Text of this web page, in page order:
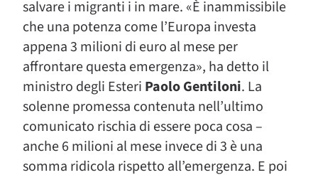
salvare i migranti i in mare. «È inammissibile
che una potenza come l’Europa investa
appena 3 milioni di euro al mese per
affrontare questa emergenza», ha detto il
ministro degli Esteri Paolo Gentiloni. La
solenne promessa contenuta nell’ultimo
comunicato rischia di essere poca cosa –
anche 6 milioni al mese invece di 3 è una
somma ridicola rispetto all’emergenza. E poi